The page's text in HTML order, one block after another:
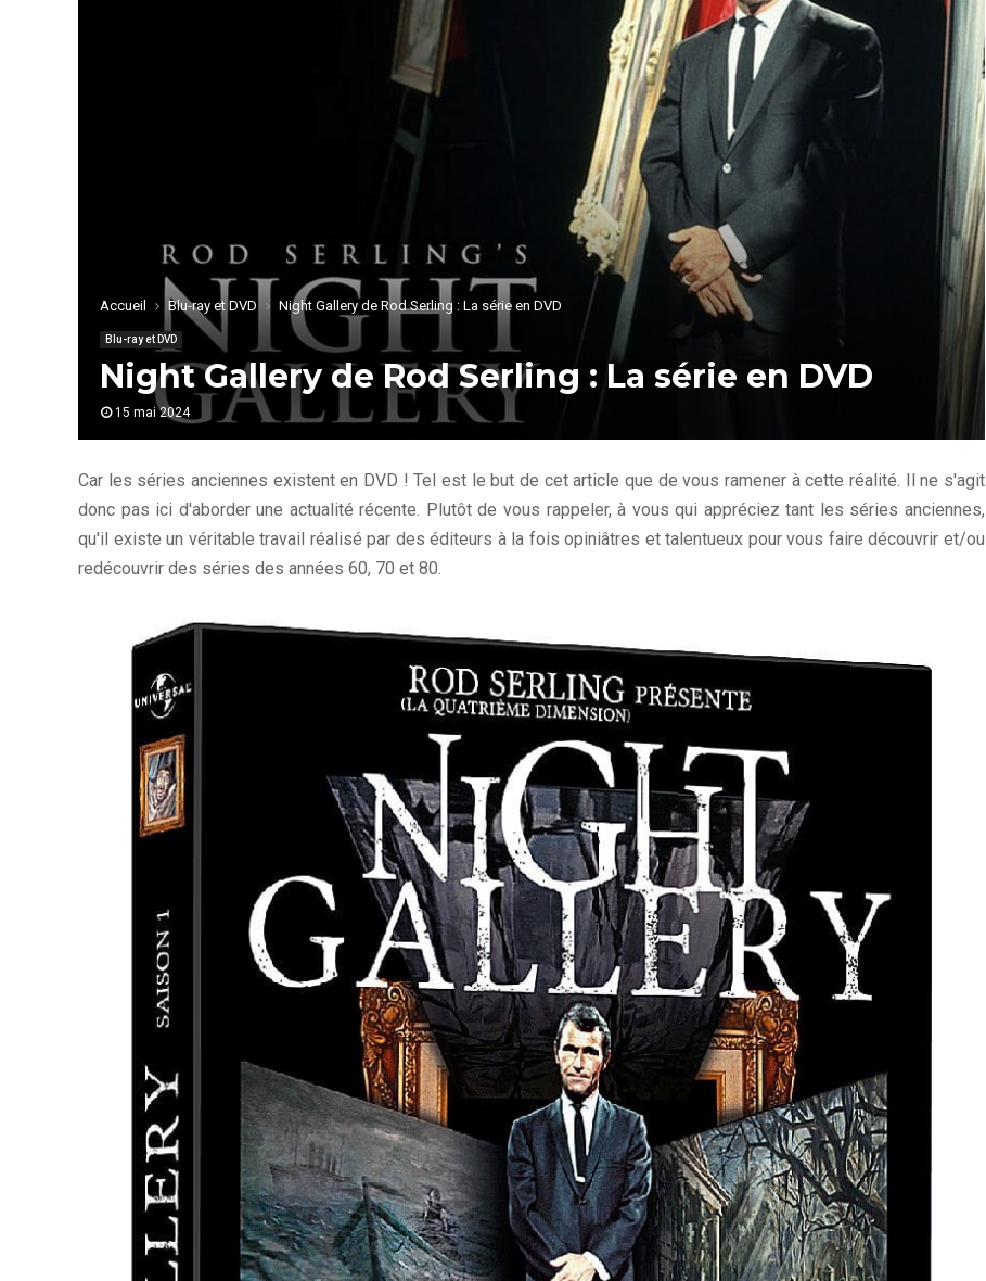
Accueil Blu-ray et DVD Night Gallery de Rod Serling : La série en DVD
Blu-ray et DVD
Night Gallery de Rod Serling : La série en DVD
15 mai 2024
Car les séries anciennes existent en DVD ! Tel est le but de cet article que de vous ramener à cette réalité. Il ne s'agit
donc pas ici d'aborder une actualité récente. Plutôt de vous rappeler, à vous qui appréciez tant les séries anciennes,
qu'il existe un véritable travail réalisé par des éditeurs à la fois opiniâtres et talentueux pour vous faire découvrir et/ou
redécouvrir des séries des années 60, 70 et 80.